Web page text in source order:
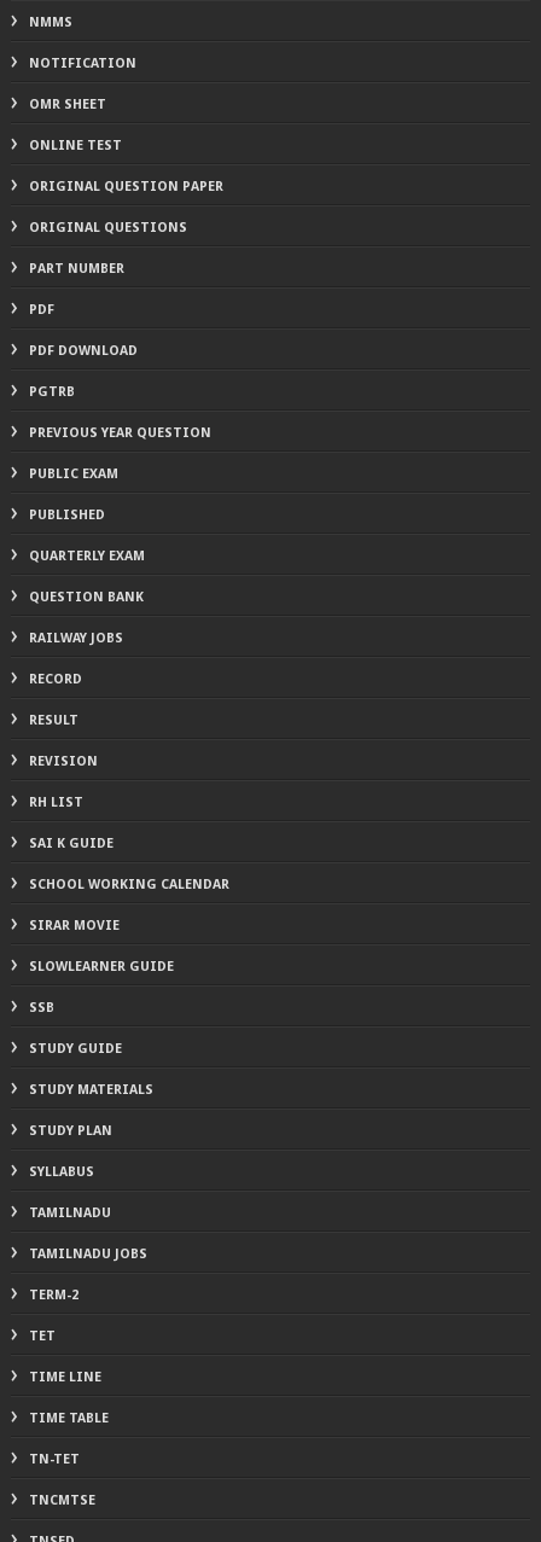
NMMS
NOTIFICATION
OMR SHEET
ONLINE TEST
ORIGINAL QUESTION PAPER
ORIGINAL QUESTIONS
PART NUMBER
PDF
PDF DOWNLOAD
PGTRB
PREVIOUS YEAR QUESTION
PUBLIC EXAM
PUBLISHED
QUARTERLY EXAM
QUESTION BANK
RAILWAY JOBS
RECORD
RESULT
REVISION
RH LIST
SAI K GUIDE
SCHOOL WORKING CALENDAR
SIRAR MOVIE
SLOWLEARNER GUIDE
SSB
STUDY GUIDE
STUDY MATERIALS
STUDY PLAN
SYLLABUS
TAMILNADU
TAMILNADU JOBS
TERM-2
TET
TIME LINE
TIME TABLE
TN-TET
TNCMTSE